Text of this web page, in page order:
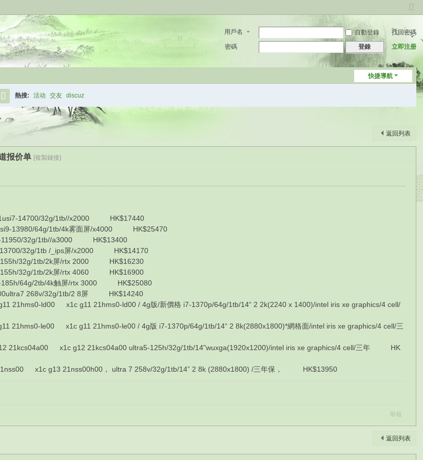
切
到
窄
用戶名 自動登錄
找回密碼
密碼
登錄 立即注册
快捷導航
索
熱搜: 活动 交友 discuz
返回列表
报价单 [複製鏈接]
32g/1tb//x2000 HK$17440
64g/1tb/4k雾面屏/x4000 HK$25470
32g/1tb//a3000 HK$13400
32g/1tb /_ips屏/x2000 HK$14170
32g/1tb/2k屏/rtx 2000 HK$16230
32g/1tb/2k屏/rtx 4060 HK$16900
64g/2tb/4k触屏/rtx 3000 HK$25080
268v/32g/1tb/2 8屏 HK$14240
ld00 x1c g11 21hms0-ld00 / 4g版/新價格 i7-1370p/64g/1tb/14“ 2 2k(2240 x 1400)/intel iris xe graphics/4 cell/
le00 x1c g11 21hms0-le00 / 4g版 i7-1370p/64g/1tb/14“ 2 8k(2880x1800)*網格面/intel iris xe graphics/4 cell/三
x1c g12 21kcs04a00 ultra5-125h/32g/1tb/14"wuxga(1920x1200)/intel iris xe graphics/4 cell/三年 HK
x1c g13 21nss00h00， ultra 7 258v/32g/1tb/14” 2 8k (2880x1800) /三年保， HK$13950
舉報
返回列表